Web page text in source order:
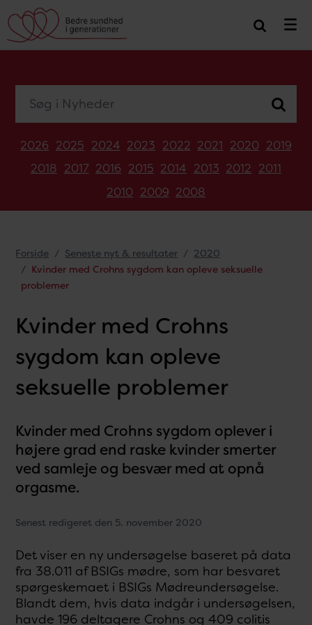
2026 2025 2024 2023 2022 2021 2020 2019
2018 2017 2016 2015 2014 2013 2012 2011
2010 2009 2008
Forside Seneste nyt & resultater
2020
Kvinder med Crohns sygdom kan opleve seksuelle
problemer
Kvinder med Crohns
sygdom kan opleve
seksuelle problemer
Kvinder med Crohns sygdom oplever i
højere grad end raske kvinder smerter
ved samleje og besvær med at opnå
orgasme.
Senest redigeret den 5. november 2020
Det viser en ny undersøgelse baseret på data
fra 38.011 af BSIGs mødre, som har besvaret
spørgeskemaet i BSIGs Mødreundersøgelse.
Blandt dem, hvis data indgår i undersøgelsen,
havde 196 deltagere Crohns og 409 colitis